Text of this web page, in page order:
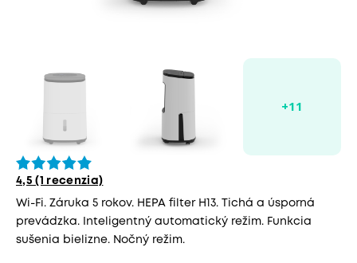
4,5 (1 recenzia)
Wi-Fi. Záruka 5 rokov. HEPA filter H13. Tichá a úsporná
prevádzka. Inteligentný automatický režim. Funkcia
sušenia bielizne. Nočný režim.